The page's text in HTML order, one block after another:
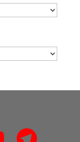
Telegram